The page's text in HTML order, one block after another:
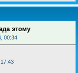
этому
00:34